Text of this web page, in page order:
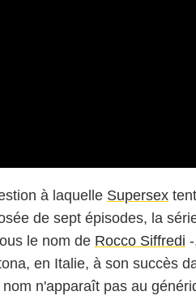
à laquelle Supersex
de sept épisodes, la
le nom de Rocco Siffredi
en Italie, à son succès
n'apparaît pas au